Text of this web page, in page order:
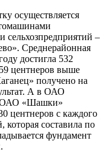
осуществляется
сельхозпредприятий –
Среднерайонная
достигла 532
центнеров выше
получено на
А в ОАО
ОАО «Шашки»
центнеров с каждого
которая составила по
фундамент